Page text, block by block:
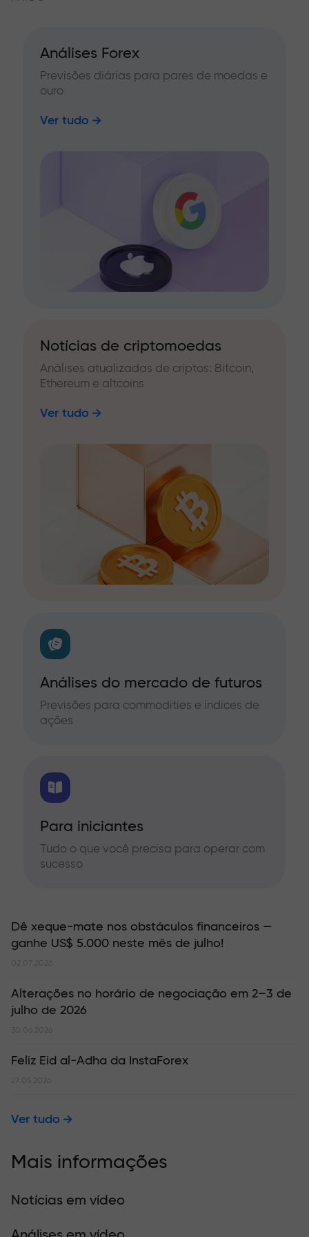
Análises Forex
Previsões diárias para pares de moedas e
ouro
Ver tudo
Notícias de criptomoedas
Análises atualizadas de criptos: Bitcoin,
Ethereum e altcoins
Ver tudo
Análises do mercado de futuros
Previsões para commodities e índices de
ações
Para iniciantes
Tudo o que você precisa para operar com
sucesso
Dê xeque-mate nos obstáculos financeiros —
ganhe US$ 5.000 neste mês de julho!
02.07.2026
Alterações no horário de negociação em 2–3 de
julho de 2026
30.06.2026
Feliz Eid al-Adha da InstaForex
27.05.2026
Ver tudo
Mais informações
Notícias em vídeo